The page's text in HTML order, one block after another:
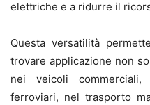
elettriche e a ridurre il
Questa versatilità
trovare applicazione non
nei veicoli
ferroviari, nel trasporto